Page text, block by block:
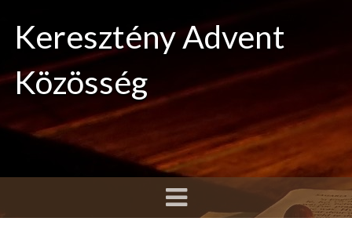
Keresztény Advent
Közösség